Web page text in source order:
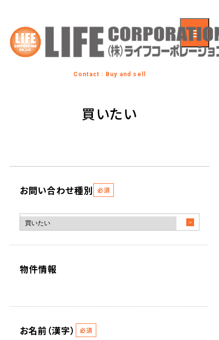
Contact : Buy and sell
買いたい
お問い合わせ種別 必須
物件情報
お名前（漢字） 必須